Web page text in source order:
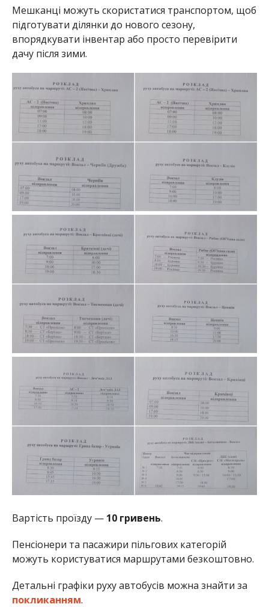
Мешканці можуть скористатися транспортом, щоб
підготувати ділянки до нового сезону,
впорядкувати інвентар або просто перевірити
дачу після зими.
Вартість проїзду — 10 гривень.
Пенсіонери та пасажири пільгових категорій
можуть користуватися маршрутами безкоштовно.
Детальні графіки руху автобусів можна знайти за
покликанням.